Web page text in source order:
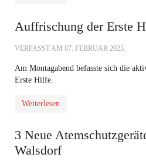
Auffrischung der Erste
VERFASST AM 07. FEBRUAR 2023.
Am Montagabend befasste sich die
Erste Hilfe.
Weiterlesen
3 Neue
Walsdorf